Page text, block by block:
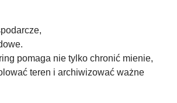
pomaga nie tylko chronić mienie,
teren i archiwizować ważne